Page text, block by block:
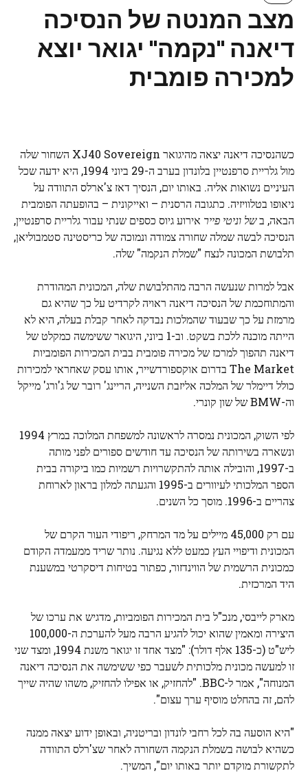
מצב המנטה של ​​הנסיכה
דיאנה "נקמה" יגואר יוצא
למכירה פומבית
כשהנסיכה דיאנה יצאה מהיגואר XJ40 Sovereign השחור שלה
מול גלריית סרפנטיין בלונדון בערב ה-29 ביוני 1994, היא ידעה שכל
העיניים נשואות אליה. באותו יום, הנסיך דאז צ'ארלס התוודה על
ניאופו בטלוויזיה. כתגובה הרסנית – ואייקונית – בהופעתה הפומבית
הבאה, בשל וניטי פייר אירוע גיוס כספים שנתי עבור גלריית סרפנטיין,
הנסיכה לבשה שמלה שחורה צמודה ונמוכה של כריסטינה סטמבוליאן,
תלבושת המכונה לנצח "שמלת הנקמה" שלה.
אבל למרות שנעשה הרבה מהתלבושת שלה, המכונית המהודרת
והמתוחכמת של הנסיכה דיאנה ראויה לקרדיט על כך שהיא גם
מרמזת על כך שבעוד שהמלכות נבדקה לאחר קבלת בעלה, היא לא
הייתה מוכנה ללכת בשקט. וב-1 ביוני, היגואר ששימשה כמקלט של
דיאנה תהפוך למרכז של מכירה פומבית בבית המכירות הפומביות
The Market בדרום אוקספורדשייר, אותו עסק שאחראי למכירות
כולל דיימלר של המלכה אליזבת השנייה, הריינג' רובר של ג'ורג' מייקל
וה-BMW של שון קונרי.
לפי השוק, המכונית נמסרה לראשונה למשפחת המלוכה במרץ 1994
ונשארה בשירותה של הנסיכה עד חודשים ספורים לפני מותה
ב-1997, והובילה אותה להתקשרויות רשמיות כמו ביקורה בבית
הספר המלכותי לעיוורים ב-1995 והגעתה למלון בראון לארוחת
צהריים ב-1996. מוסך כל השנים.
עם רק 45,000 מיילים על מד המרחק, ריפודי העור הקרם של
המכונית ודיפויי העץ כמעט ללא נגיעה. נותר שריד ממעמדה הקודם
כמכונית הרשמית של הווינדזור, כפתור בטיחות דיסקרטי במשענת
היד המרכזית.
מארק לייבסי, מנכ"ל בית המכירות הפומביות, מדגיש את ערכו של
היצירה ומאמין שהוא יכול להגיע הרבה מעל להערכת ה-100,000
ליש"ט (כ-135 אלף דולר): "מצד אחד זו יגואר משנת 1994, ומצד שני
זו למעשה מכונית מלכותית לשעבר כפי ששימשה את הנסיכה דיאנה
המנוחה", אמר ל-BBC. "להחזיק, או אפילו להחזיק, משהו שהיה שייך
להם, זה בהחלט מוסיף ערך עצום".
"היא הוסעה בה לכל רחבי לונדון ובריטניה, ובאופן ידוע יצאה ממנה
כשהיא לבושה בשמלת הנקמה השחורה לאחר שצ'רלס התוודה
לתקשורת מוקדם יותר באותו יום", המשיך.